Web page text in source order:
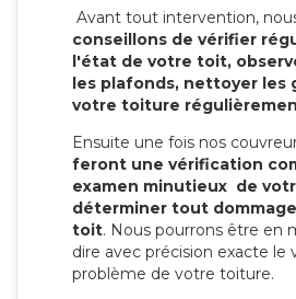
Avant tout intervention,
conseillons de vérifier
l'état de votre toit,
les plafonds, nettoyer les
votre toiture
Ensuite une fois nos
feront une vérification
examen minutieux de
déterminer tout
toit. Nous pourrons être en
dire avec précision exacte le
problème de votre toiture.